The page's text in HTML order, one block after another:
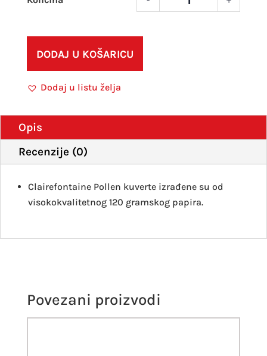
DODAJ U KOŠARICU
Dodaj u listu želja
Opis
Recenzije (0)
Clairefontaine Pollen kuverte izrađene su od
visokokvalitetnog 120 gramskog papira.
Povezani proizvodi